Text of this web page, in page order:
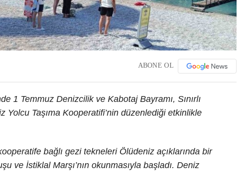
ABONE OL
1 Temmuz Denizcilik ve Kabotaj Bayramı, Sınırlı
Yolcu Taşıma Kooperatifi’nin düzenlediği etkinlikle
bağlı gezi tekneleri Ölüdeniz açıklarında bir
ve İstiklal Marşı’nın okunmasıyla başladı. Deniz